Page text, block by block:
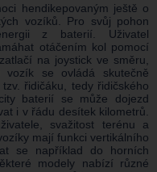
hendikepovaným ještě o
vozíků. Pro svůj pohon
z baterií. Uživatel
otáčením kol pomocí
na joystick ve směru,
vozík se ovládá skutečně
řidičáku, tedy řidičského
baterií se může dojezd
i v řádu desítek kilometrů.
svažitost terénu a
mají funkci vertikálního
se například do horních
modely nabízí různé